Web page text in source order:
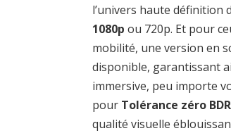
l’univers haute définition
1080p ou 720p. Et pour
mobilité, une version en
disponible, garantissant
immersive, peu importe
pour Tolérance zéro
qualité visuelle